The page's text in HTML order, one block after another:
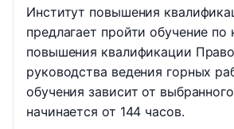
Институт повышения
предлагает пройти обучение по
повышения квалификации
руководства ведения горных
обучения зависит от
начинается от 144 часов.